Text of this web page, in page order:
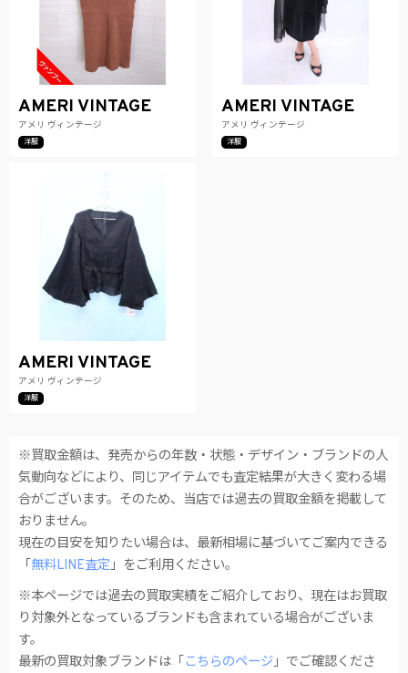
AMERI VINTAGE
アメリ ヴィンテージ
洋服
AMERI VINTAGE
アメリ ヴィンテージ
洋服
AMERI VINTAGE
アメリ ヴィンテージ
洋服
※買取金額は、発売からの年数・状態・デザイン・ブランドの人
気動向などにより、同じアイテムでも査定結果が大きく変わる場
合がございます。そのため、当店では過去の買取金額を掲載して
おりません。
現在の目安を知りたい場合は、最新相場に基づいてご案内できる
「 無料LINE査定」をご利用ください。
※本ページでは過去の買取実績をご紹介しており、現在はお買取
り対象外となっているブランドも含まれている場合がございま
す。
最新の買取対象ブランドは「 こちらのページ」でご確認くださ